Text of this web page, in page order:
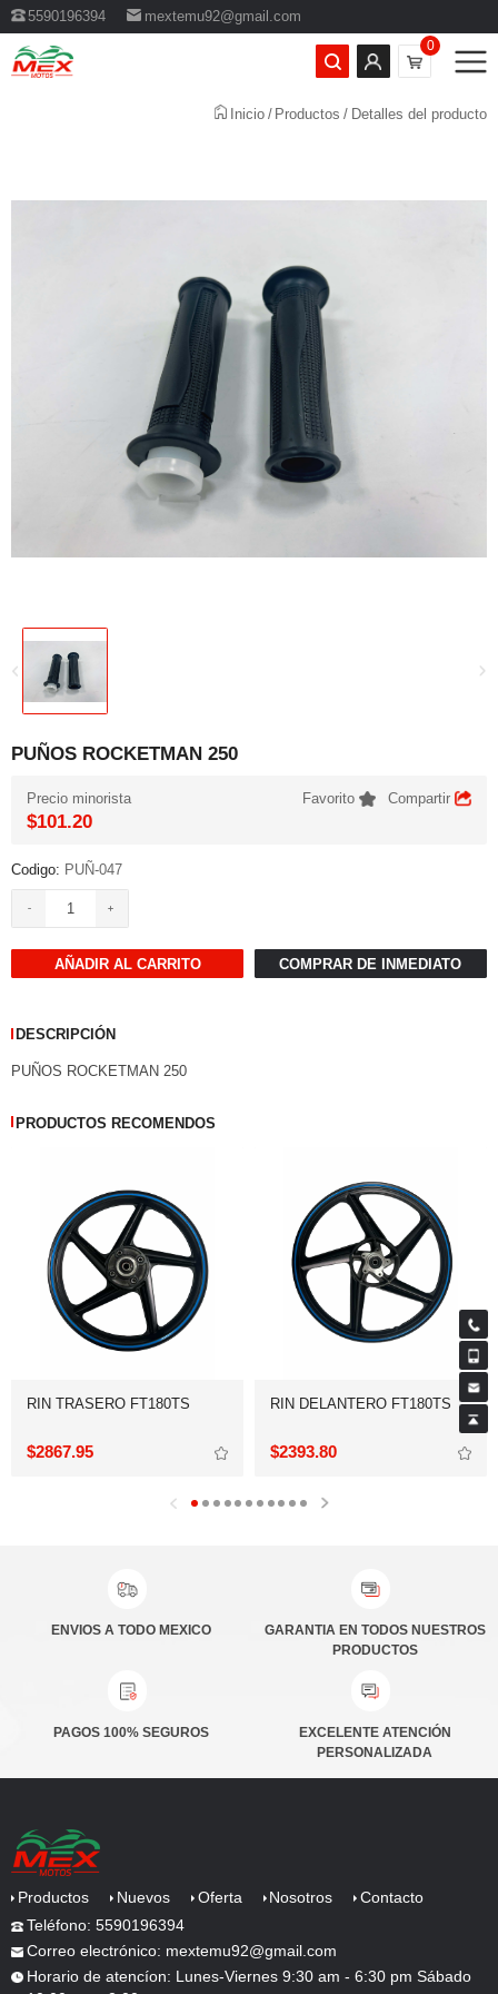
5590196394
mextemu92@gmail.com
0
Inicio Productos Detalles del producto
PUÑOS ROCKETMAN 250
Precio minorista
$101.20
Favorito Compartir
Codigo: PUÑ-047
AÑADIR AL CARRITO COMPRAR DE INMEDIATO
DESCRIPCIÓN
PUÑOS ROCKETMAN 250
PRODUCTOS RECOMENDOS
RIN TRASERO FT180TS
$2867.95
RIN DELANTERO FT180TS
$2393.80
ENVIOS A TODO MEXICO
PRODUCTOS
PAGOS 100% SEGUROS
PERSONALIZADA
Productos Nuevos Oferta Nosotros
Contacto
Teléfono: 5590196394
Correo electrónico: mextemu92@gmail.com